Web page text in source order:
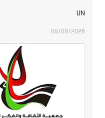
UN
08/08/2026